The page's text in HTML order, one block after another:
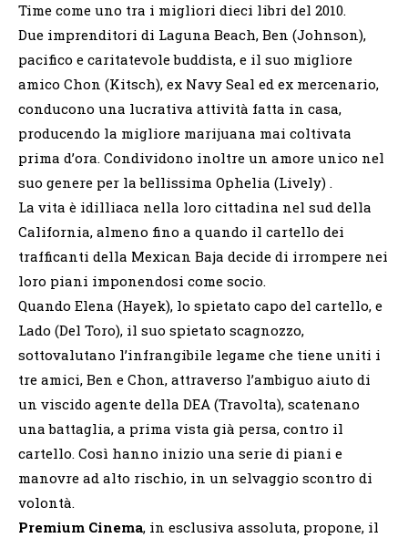
Time come uno tra i migliori dieci libri del 2010.
Due imprenditori di Laguna Beach, Ben (Johnson),
pacifico e caritatevole buddista, e il suo migliore
amico Chon (Kitsch), ex Navy Seal ed ex mercenario,
conducono una lucrativa attività fatta in casa,
producendo la migliore marijuana mai coltivata
prima d’ora. Condividono inoltre un amore unico nel
suo genere per la bellissima Ophelia (Lively) .
La vita è idilliaca nella loro cittadina nel sud della
California, almeno fino a quando il cartello dei
trafficanti della Mexican Baja decide di irrompere nei
loro piani imponendosi come socio.
Quando Elena (Hayek), lo spietato capo del cartello, e
Lado (Del Toro), il suo spietato scagnozzo,
sottovalutano l’infrangibile legame che tiene uniti i
tre amici, Ben e Chon, attraverso l’ambiguo aiuto di
un viscido agente della DEA (Travolta), scatenano
una battaglia, a prima vista già persa, contro il
cartello. Così hanno inizio una serie di piani e
manovre ad alto rischio, in un selvaggio scontro di
volontà.
Premium Cinema, in esclusiva assoluta, propone, il